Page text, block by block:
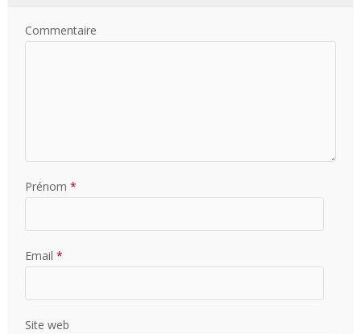
Commentaire
Prénom *
Email *
Site web